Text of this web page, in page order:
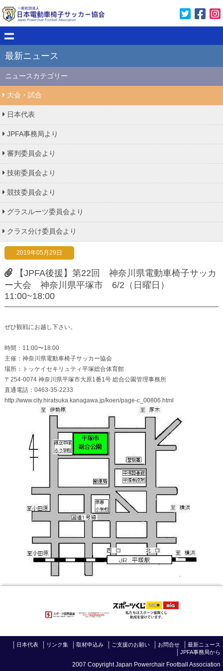
最新ニュース
ニュースカテゴリー
大会・試合
日本代表
JPFA事務局より
審判委員会より
技術委員会より
競技委員会より
グラスルーツ委員会より
クラス分け委員会より
2019年05月29日
【JPFA後援】第22回 神奈川県電動車椅子サッカ
ー大会 神奈川県平塚市 6/2（日曜日）
11:00~18:00
ぜひ観戦にお越し下さい。
時間：11:00〜18:00
主催：神奈川県電動車椅子サッカー協会
場所：トッケイセキリュティ平塚総合体育館
〒254-0074 神奈川県平塚市大原1番1号 総合公園管理事務所
直通電話：0463-35-2233
http://www.city.hiratsuka.kanagawa.jp/koen/page-c_00806.html
最新ニュース
お問合せ
ご支援のお願い
取材申込み
リンク集
日本代表
JPFA事務局から
2007 Copyright Japan Powerchair Football Association